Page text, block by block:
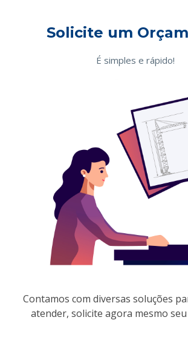
Solicite um
É simples e rápido!
Contamos com diversas soluções
atender, solicite agora mesmo